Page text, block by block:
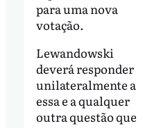
para uma nova
votação.
Lewandowski
deverá responder
unilateralmente a
essa e a qualquer
outra questão que